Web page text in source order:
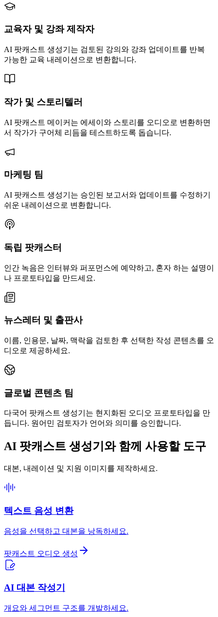
교육자 및 강좌 제작자
AI 팟캐스트 생성기는 검토된 강의와 강좌 업데이트를 반복
가능한 교육 내레이션으로 변환합니다.
작가 및 스토리텔러
AI 팟캐스트 메이커는 에세이와 스토리를 오디오로 변환하면
서 작가가 구어체 리듬을 테스트하도록 돕습니다.
마케팅 팀
AI 팟캐스트 생성기는 승인된 보고서와 업데이트를 수정하기
쉬운 내레이션으로 변환합니다.
독립 팟캐스터
인간 녹음은 인터뷰와 퍼포먼스에 예약하고, 혼자 하는 설명이
나 프로토타입을 만드세요.
뉴스레터 및 출판사
이름, 인용문, 날짜, 맥락을 검토한 후 선택한 작성 콘텐츠를 오
디오로 제공하세요.
글로벌 콘텐츠 팀
다국어 팟캐스트 생성기는 현지화된 오디오 프로토타입을 만
듭니다. 원어민 검토자가 언어와 의미를 승인합니다.
AI 팟캐스트 생성기와 함께 사용할 도구
대본, 내레이션 및 지원 이미지를 제작하세요.
텍스트 음성 변환
음성을 선택하고 대본을 낭독하세요.
팟캐스트 오디오 생성
AI 대본 작성기
개요와 세그먼트 구조를 개발하세요.